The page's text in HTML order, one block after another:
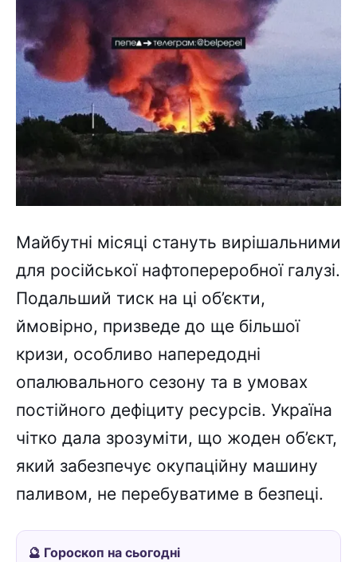
Майбутні місяці стануть вирішальними
для російської нафтопереробної галузі.
Подальший тиск на ці об’єкти,
ймовірно, призведе до ще більшої
кризи, особливо напередодні
опалювального сезону та в умовах
постійного дефіциту ресурсів. Україна
чітко дала зрозуміти, що жоден об’єкт,
який забезпечує окупаційну машину
паливом, не перебуватиме в безпеці.
🔮 Гороскоп на сьогодні